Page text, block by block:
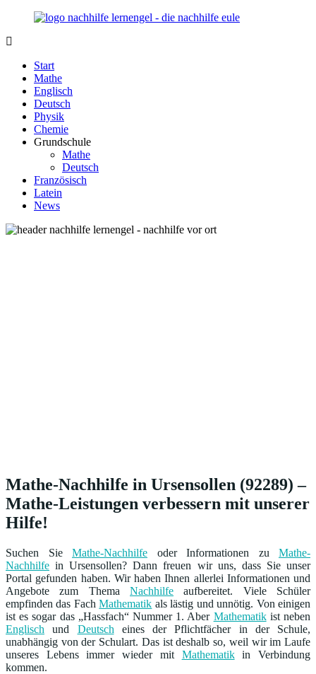
Zurück
Inhalt
Lernengel.de
Nachhilfe-
Eule
berät
zum
Thema
Nachhilfe
Lernen
wieder
Spaß
Start
Mathe
Englisch
Deutsch
Physik
Chemie
Grundschule
Mathe
Deutsch
Französisch
Latein
News
Mathe-Nachhilfe in Ursensollen (92289) –
Mathe-Leistungen verbessern mit unserer
Hilfe!
Suchen Sie Mathe-Nachhilfe oder Informationen zu Mathe-
Nachhilfe in Ursensollen? Dann freuen wir uns, dass Sie unser
Portal gefunden haben. Wir haben Ihnen allerlei Informationen und
Angebote zum Thema Nachhilfe aufbereitet. Viele Schüler
empfinden das FachMathematik als lästig und unnötig. Von einigen
ist es sogar das „Hassfach“ Nummer 1. Aber Mathematikist neben
Englisch und Deutsch eines der Pflichtfächer in der Schule,
unabhängig von der Schulart. Das ist deshalb so, weil wir im Laufe
unseres Lebens immer wieder mit Mathematikin Verbindung
kommen.